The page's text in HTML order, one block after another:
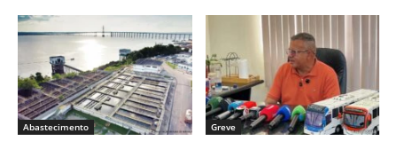
Abastecimento Greve